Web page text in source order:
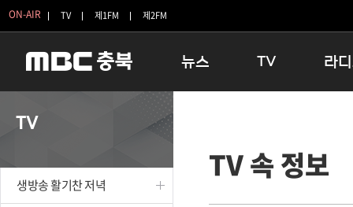
ON-AIR TV 제1FM 제2FM
뉴스 TV
인생내컷
테마기행 길
라
16:00 완
우리 고
TV
생방송 활기찬 저녁
TV 속 정보